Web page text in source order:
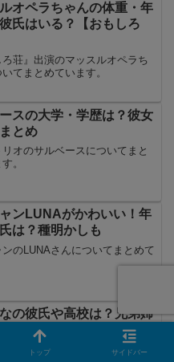
オペラちゃんの体重・年
氏はいる？【おもしろ
ろ荘』出演のマッスルオペラち
てまとめています。
スの大学・学歴は？彼女
とめ
オのサルベースについてまと
。
ンLUNAがかわいい！年
は？種明かしも
ンのLUNAさんについてまとめて
の彼氏や高校は？兄弟姉
る？【KUNOICHI】
にも出演したukkaの結城りな
トップ サイドバー